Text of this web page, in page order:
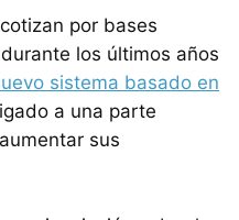
por bases
los últimos años
sistema basado en
a una parte
sus